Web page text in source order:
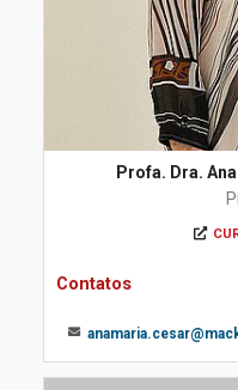
Profa. Dra.
Contatos